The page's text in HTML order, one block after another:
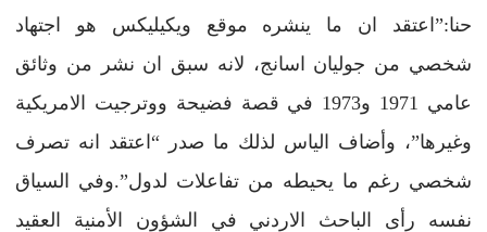
حنا:”اعتقد ان ما ينشره موقع ويكيليكس هو اجتهاد
شخصي من جوليان اسانج، لانه سبق ان نشر من وثائق
عامي 1971 و1973 في قصة فضيحة ووترجيت الامريكية
وغيرها”، وأضاف الياس لذلك ما صدر “اعتقد انه تصرف
شخصي رغم ما يحيطه من تفاعلات لدول”.وفي السياق
نفسه رأى الباحث الاردني في الشؤون الأمنية العقيد